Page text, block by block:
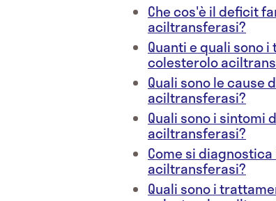
Che cos'è il deficit
aciltransferasi?
Quanti e quali sono
colesterolo
Quali sono le
aciltransferasi?
Quali sono i
aciltransferasi?
Come si
aciltransferasi?
Quali sono i